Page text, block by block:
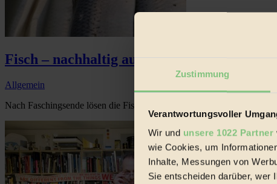
Zustimmung
Verantwortungsvoller
Wir und unsere 1022 Partner
wie Cookies, um
Inhalte, Messungen von
Sie entscheiden darüber, wer
Fisch – nachhaltig aufgetischt?
Allgemein
Nach Faschingsende lösen die Fische die Faschingskrapfen auf den